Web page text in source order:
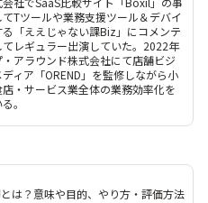
Tツールや業務支援ツール＆デバイ
る「ええじゃない課Biz」にコメンテ
てレギュラー出演していた。2022年
アラウンド株式会社にて店舗ビジ
ィア「OREND」を監修しながら小
・サービス業全体の業務効率化を
。
は？意味や目的、やり方・評価方法